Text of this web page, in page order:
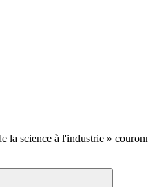
la science à l'industrie »